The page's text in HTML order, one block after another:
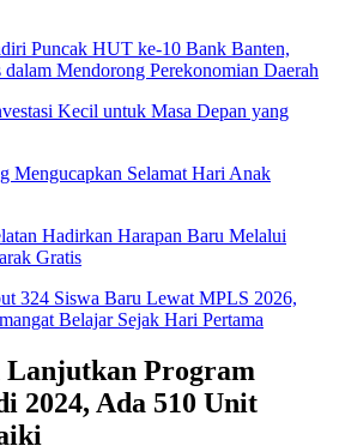
Puncak HUT ke-10 Bank Banten,
dalam Mendorong Perekonomian Daerah
Kecil untuk Masa Depan yang
Mengucapkan Selamat Hari Anak
Hadirkan Harapan Baru Melalui
Gratis
324 Siswa Baru Lewat MPLS 2026,
Belajar Sejak Hari Pertama
Lanjutkan Program
2024, Ada 510 Unit